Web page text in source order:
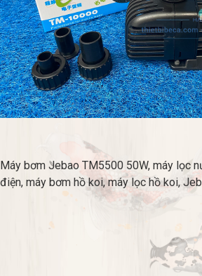
Máy bơm Jebao TM5500 50W, máy lọc
điện, máy bơm hồ koi, máy lọc hồ koi,